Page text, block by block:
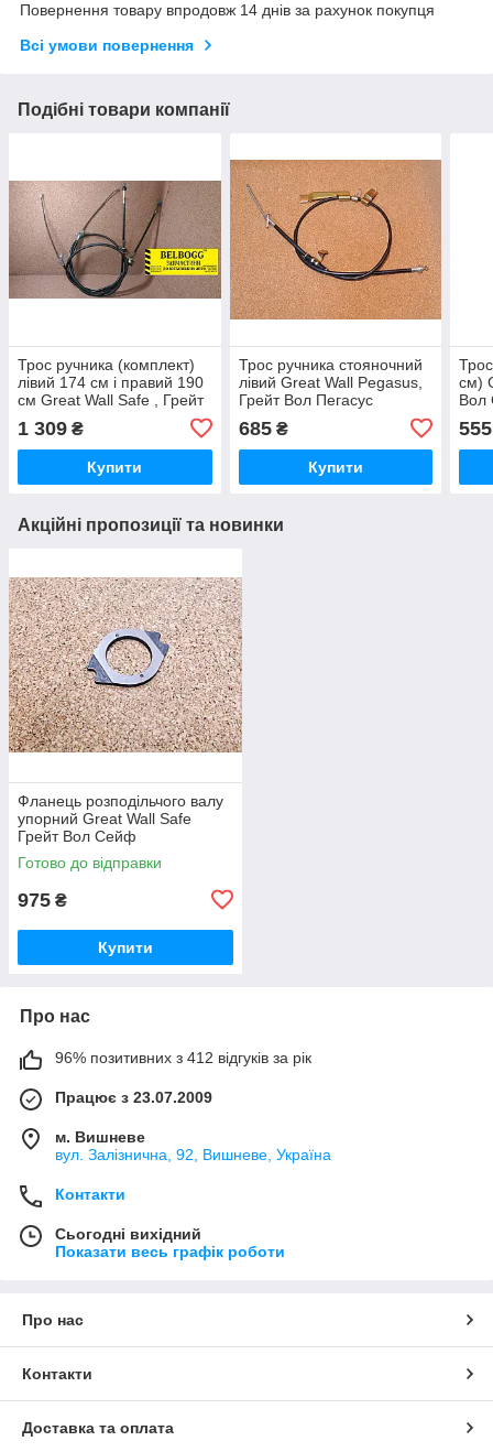
Повернення товару впродовж 14 днів за рахунок покупця
Всі умови повернення
Подібні товари компанії
Трос ручника (комплект)
лівий 174 см і правий 190
см Great Wall Safe , Грейт
1 309 ₴
Купити
Трос ручника стояночний
лівий Great Wall Pegasus,
Грейт Вол Пегасус
685₴
Купити
см)
Вол
555
Акційні пропозиції та новинки
Фланець розподільчого валу
упорний Great Wall Safe
Грейт Вол Сейф
Готово до відправки
975 ₴
Купити
Про нас
96% позитивних з 412 відгуків за рік
Працює з 23.07.2009
м. Вишневе
вул. Залізнична, 92, Вишневе, Україна
Контакти
Сьогодні вихідний
Показати весь графік роботи
Про нас
Контакти
Доставка та оплата